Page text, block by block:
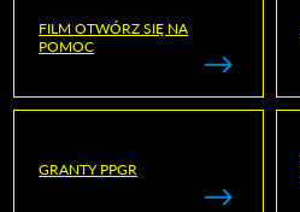
FILM OTWÓRZ SIĘ NA
POMOC
GRANTY PPGR